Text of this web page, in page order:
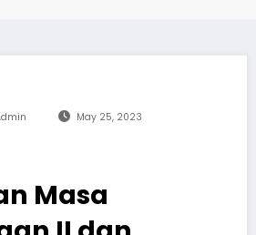
May 25, 2023
Masa